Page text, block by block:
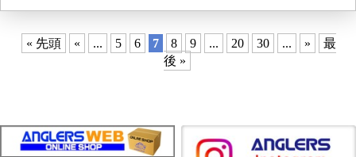
« 先頭 « ... 5 6 7 8 9 ... 20 30 ... »
最
後 »